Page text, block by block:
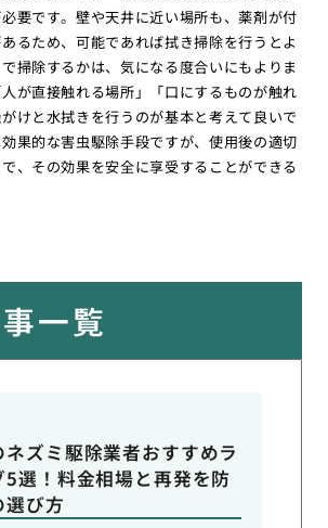
要です。壁や天井に近い場所も、薬剤が付
るため、可能であれば拭き掃除を行うとよ
掃除するかは、気になる度合いにもよりま
が直接触れる場所」「口にするものが触れ
けと水拭きを行うのが基本と考えて良いで
果的な害虫駆除手段ですが、使用後の適切
、その効果を安全に享受することができる
一覧
ズミ駆除業者おすすめラ
5選！料金相場と再発を防
選び方